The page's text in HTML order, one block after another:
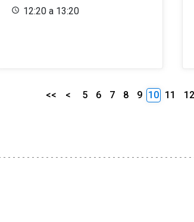
12:20 a 13:20
<< < 5 6 7 8 9 10 11 12